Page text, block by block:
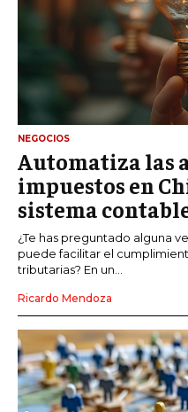
NEGOCIOS
Automatiza las
impuestos en
sistema
¿Te has preguntado alguna
puede facilitar el
tributarias? En un...
Ricardo Mendoza